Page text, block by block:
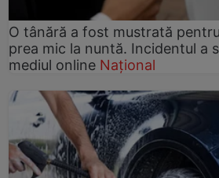
O tânără a fost mustrată
prea mic la nuntă. Incidentul a
mediul online Național